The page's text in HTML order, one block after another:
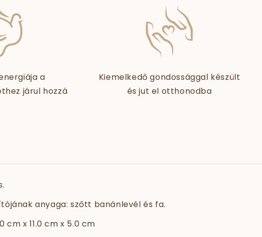
a
járul hozzá
Kiemelkedő gondossággal készült
és jut el otthonodba
anyaga: szőtt banánlevél és fa.
x 11.0 cm x 5.0 cm